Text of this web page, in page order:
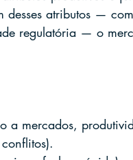
atributos —
regulatória — o
a mercados,